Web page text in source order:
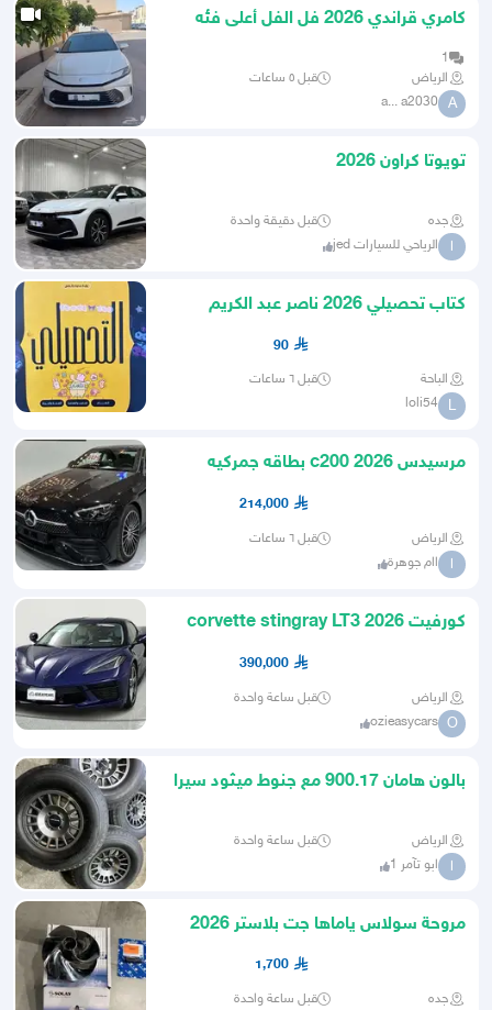
كامري قراندي 2026 فل الفل أعلى فئه
1
الرياض
قبل ٥ ساعات
A
a... a2030
تويوتا كراون 2026
جده قبل دقيقة واحدة
ا الرياحي للسيارات jed
كتاب تحصيلي 2026 ناصر عبد الكريم
90
الباحة قبل ٦ ساعات
L
loli54
مرسيدس c200 2026 بطاقه جمركيه
214,000
الرياض قبل ٦ ساعات
ا اام جوهرة
كورفيت 2026 corvette stingray LT3
390,000
الرياض قبل ساعة واحدة
O
ozieasycars
بالون هامان 900.17 مع جنوط ميثود سيرا
الرياض قبل ساعة واحدة
ا ابو تآمر 1
مروحة سولاس ياماها جت بلاستر 2026
1,700
جده قبل ساعة واحدة